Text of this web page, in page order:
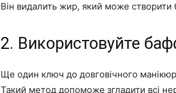
Він видалить жир, який може створити
2. Використовуйте
Ще один ключ до довговічного
Такий метод допоможе згладити всі